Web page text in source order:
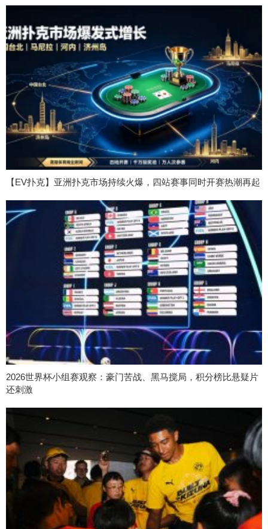
【EV扑克】亚洲扑克市场持续火爆，四站赛事同时开赛热潮再起
2026世界杯小组赛观察：豪门苦战、黑马搅局，积分榜比悬疑片
还刺激